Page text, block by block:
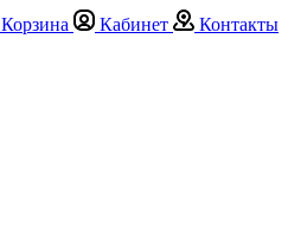
Корзина Кабинет Контакты